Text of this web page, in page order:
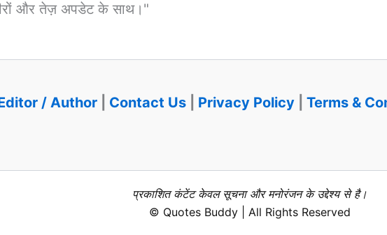
और तेज़ अपडेट के साथ।"
/ Author Contact Us Privacy Policy Terms &
प्रकाशित कंटेंट केवल सूचना और मनोरंजन के उद्देश्य से है।
© Quotes Buddy | All Rights Reserved